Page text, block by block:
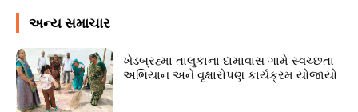
અન્ય સમાચાર
ખેડબ્રહ્મા તાલુકાના દામાવાસ ગામે સ્વચ્છતા
અભિયાન અને વૃક્ષારોપણ કાર્યક્રમ યોજાયો